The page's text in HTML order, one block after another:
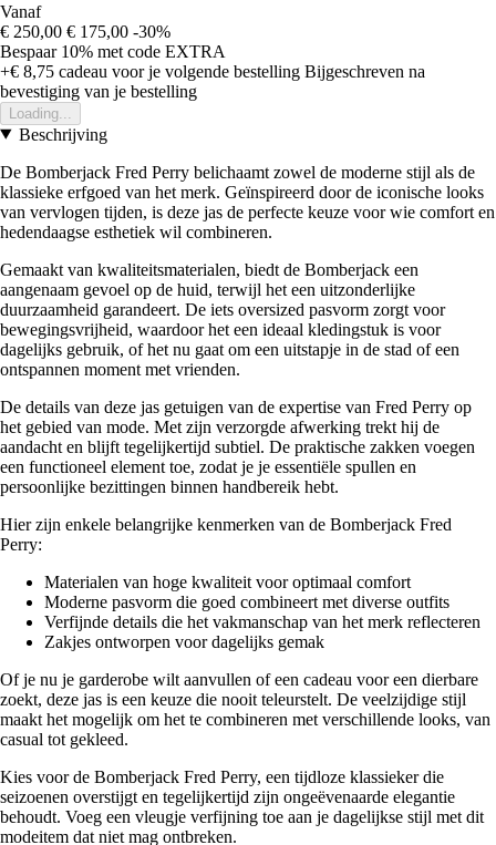
Vanaf
€ 250,00 € 175,00 -30%
Bespaar 10% met code EXTRA
+€ 8,75 cadeau voor je volgende bestelling Bijgeschreven na
bevestiging van je bestelling
Loading...
Beschrijving
De Bomberjack Fred Perry belichaamt zowel de moderne stijl als de
klassieke erfgoed van het merk. Geïnspireerd door de iconische looks
van vervlogen tijden, is deze jas de perfecte keuze voor wie comfort en
hedendaagse esthetiek wil combineren.
Gemaakt van kwaliteitsmaterialen, biedt de Bomberjack een
aangenaam gevoel op de huid, terwijl het een uitzonderlijke
duurzaamheid garandeert. De iets oversized pasvorm zorgt voor
bewegingsvrijheid, waardoor het een ideaal kledingstuk is voor
dagelijks gebruik, of het nu gaat om een uitstapje in de stad of een
ontspannen moment met vrienden.
De details van deze jas getuigen van de expertise van Fred Perry op
het gebied van mode. Met zijn verzorgde afwerking trekt hij de
aandacht en blijft tegelijkertijd subtiel. De praktische zakken voegen
een functioneel element toe, zodat je je essentiële spullen en
persoonlijke bezittingen binnen handbereik hebt.
Hier zijn enkele belangrijke kenmerken van de Bomberjack Fred
Perry:
Materialen van hoge kwaliteit voor optimaal comfort
Moderne pasvorm die goed combineert met diverse outfits
Verfijnde details die het vakmanschap van het merk reflecteren
Zakjes ontworpen voor dagelijks gemak
Of je nu je garderobe wilt aanvullen of een cadeau voor een dierbare
zoekt, deze jas is een keuze die nooit teleurstelt. De veelzijdige stijl
maakt het mogelijk om het te combineren met verschillende looks, van
casual tot gekleed.
Kies voor de Bomberjack Fred Perry, een tijdloze klassieker die
seizoenen overstijgt en tegelijkertijd zijn ongeëvenaarde elegantie
behoudt. Voeg een vleugje verfijning toe aan je dagelijkse stijl met dit
modeitem dat niet mag ontbreken.